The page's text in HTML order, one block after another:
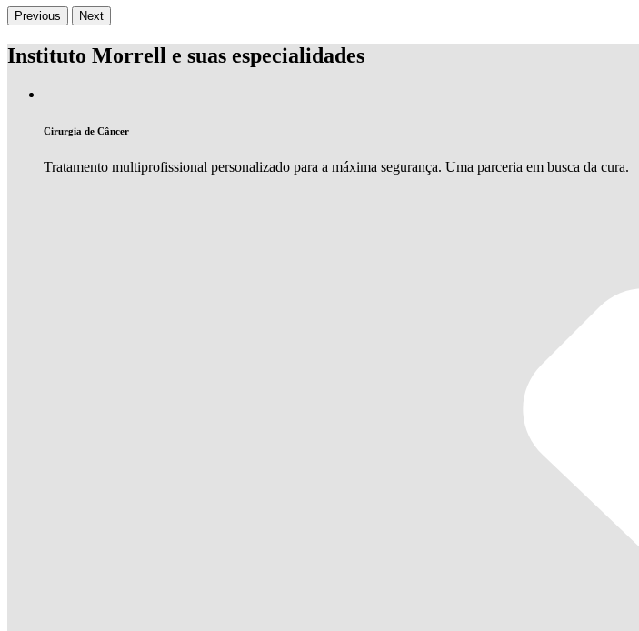
Previous Next
Instituto Morrell e suas especialidades
Cirurgia de Câncer
Tratamento multiprofissional personalizado para a máxima segurança. Uma parceria em busca da cura.